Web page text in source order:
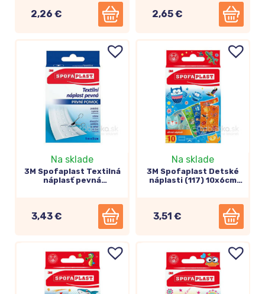
2,26 € 2,65 €
Na sklade
3M Spofaplast Textilná
náplasť pevná
3,43 €
Na sklade
3M Spofaplast Detské
náplasti (117) 10x6cm
3,51 €